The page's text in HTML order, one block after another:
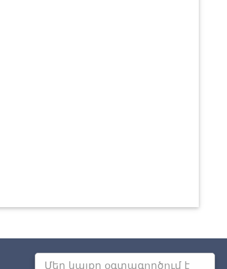
Մեր կայքը օգտագործում է
Այլ քաղաքներում